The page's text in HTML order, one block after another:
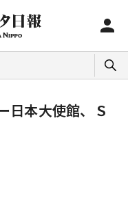
日本大使館、Ｓ